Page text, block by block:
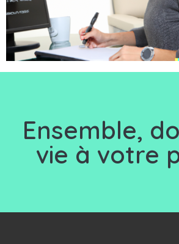
Ensemble, d
vie à votre